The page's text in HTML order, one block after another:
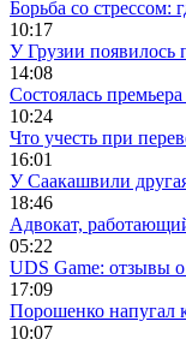
Борьба со стрессом:
10:17
У Грузии появилось
14:08
Cостоялась
10:24
Что учесть при
16:01
У Саакашвили
18:46
Адвокат,
05:22
UDS Game: отзывы
17:09
Порошенко напугал
10:07